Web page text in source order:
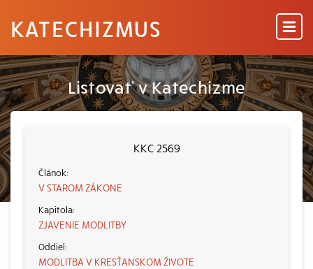
KATECHIZMUS
Listovať v Katechizme
KKC 2569
V STAROM ZÁKONE
ZJAVENIE MODLITBY
MODLITBA V KRESŤANSKOM ŽIVOTE